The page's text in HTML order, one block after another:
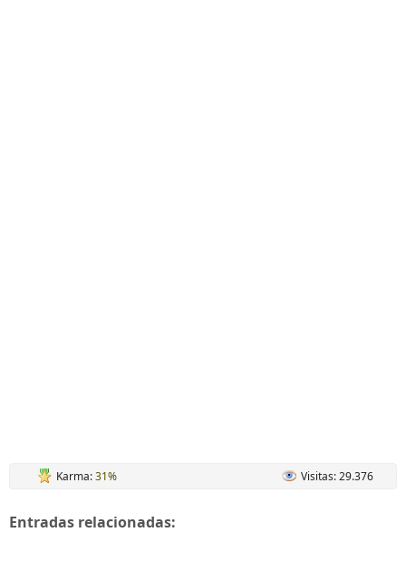
Karma:31% Visitas: 29.376
Entradas relacionadas: